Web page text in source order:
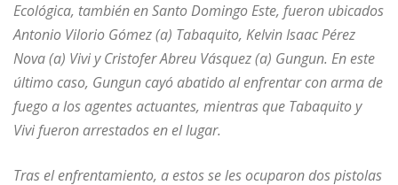
Ecológica, también en Santo Domingo Este, fueron ubicados
Antonio Vilorio Gómez (a) Tabaquito, Kelvin Isaac Pérez
Nova (a) Vivi y Cristofer Abreu Vásquez (a) Gungun. En este
último caso, Gungun cayó abatido al enfrentar con arma de
fuego a los agentes actuantes, mientras que Tabaquito y
Vivi fueron arrestados en el lugar.
Tras el enfrentamiento, a estos se les ocuparon dos pistolas